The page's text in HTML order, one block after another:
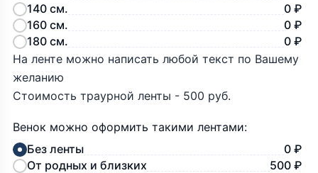
140 см.
0 ₽
160 см.
0 ₽
180 см.
0 ₽
На ленте можно написать любой текст по Вашему
желанию
Стоимость траурной ленты - 500 руб.
Венок можно оформить такими лентами:
Без ленты
0 ₽
От родных и близких
500 ₽